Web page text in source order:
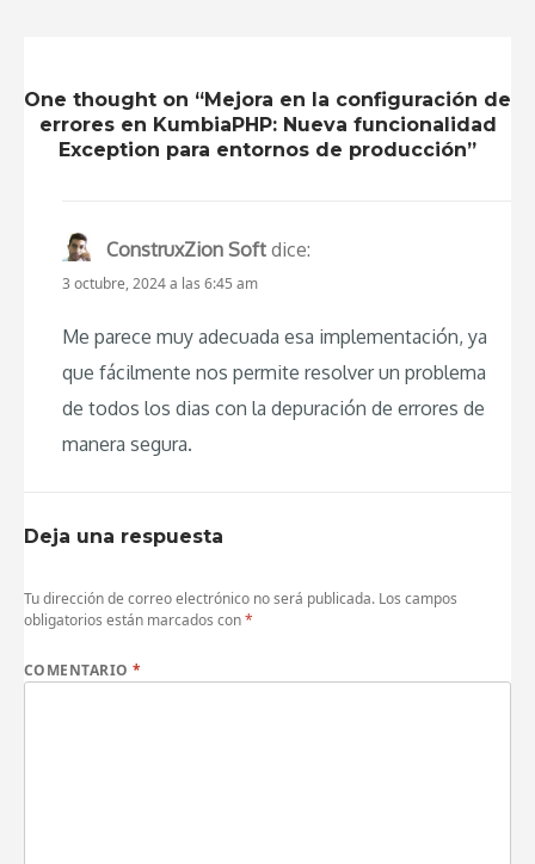
One thought on “Mejora en la configuración de
errores en KumbiaPHP: Nueva funcionalidad
Exception para entornos de producción”
ConstruxZion Soft dice:
3 octubre, 2024 a las 6:45 am
Me parece muy adecuada esa implementación, ya
que fácilmente nos permite resolver un problema
de todos los dias con la depuración de errores de
manera segura.
Deja una respuesta
Tu dirección de correo electrónico no será publicada. Los campos
obligatorios están marcados con*
COMENTARIO*